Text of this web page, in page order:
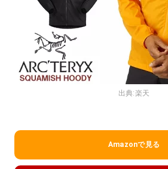
出典:楽天
Amazonで見る